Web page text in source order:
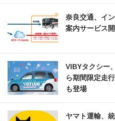
奈良交通、イ
案内サービス
VIBYタクシー
ら期間限定走
も登場
ヤマト運輸、